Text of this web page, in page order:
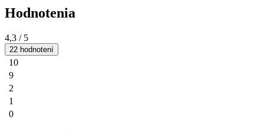
Hodnotenia
4,3 / 5
22 hodnotení
10
9
2
1
0